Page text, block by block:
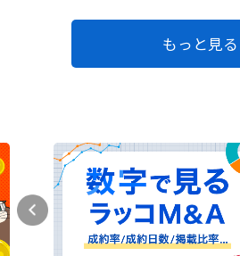
もっと見る